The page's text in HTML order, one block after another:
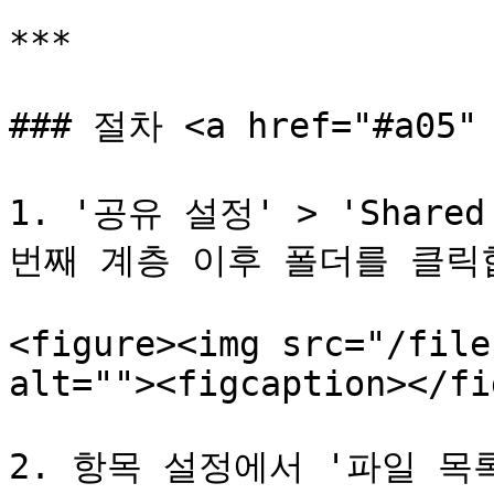
***
### 절차 <a
1. '공유 설정' > 'Shared
번째 계층 이후 폴더를 클릭
<figure><img src="/files/
alt=""><figcaption></
2. 항목 설정에서 '파일 목